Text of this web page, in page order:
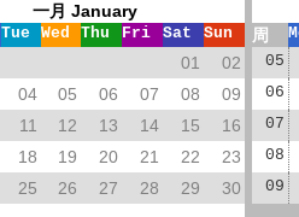
一月 January
Tue Wed Thu Fri Sat
Sun
01 02
04 05 06 07 08 09
11 12 13 14 15 16
18 19 20 21 22 23
25 26 27 28 29 30
周
05
06
07
08
09